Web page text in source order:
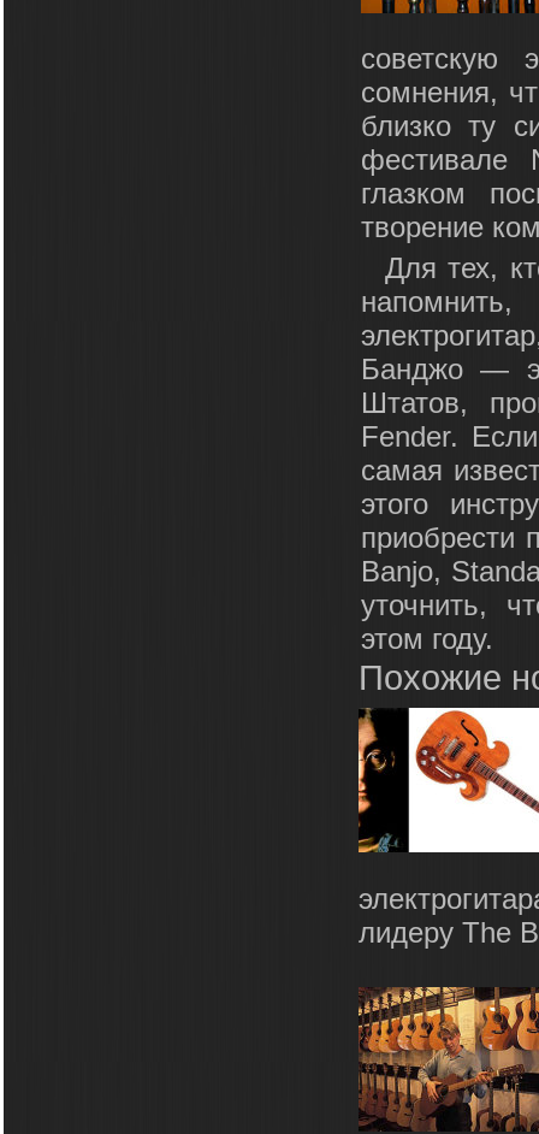
советскую
сомнения,
близко ту
фестивале
глазком
творение
Для тех,
Банджо —
Штатов,
Fender.
самая
этого
приобрести
Banjo,
уточнить,
этом году.
Похожие
лидеру The